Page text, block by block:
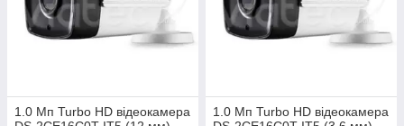
1.0 Мп Turbo HD відеокамера
1.0 Мп Turbo HD відеокамера